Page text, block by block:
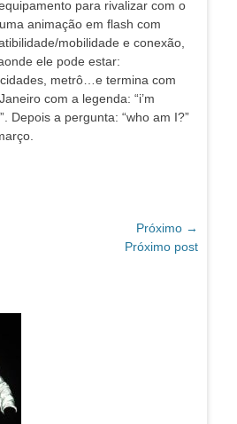
para rivalizar com o
animação em flash com
mobilidade e conexão,
ele pode estar:
metrô…e termina com
com a legenda: “i’m
Depois a pergunta: “who am I?”
Próximo →
Próximo post